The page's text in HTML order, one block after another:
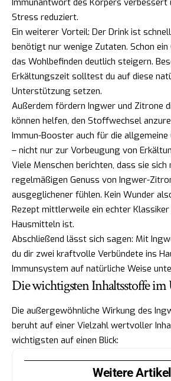
Stress reduziert.
Ein weiterer Vorteil: Der Drink ist
benötigt nur wenige Zutaten. Schon ein
das Wohlbefinden deutlich steigern.
Erkältungszeit solltest du auf diese
Unterstützung setzen.
Außerdem fördern Ingwer und Zitrone
können helfen, den Stoffwechsel
Immun-Booster auch für die
– nicht nur zur Vorbeugung von
Viele Menschen berichten, dass sie sich
regelmäßigen Genuss von Ingwer-
ausgeglichener fühlen. Kein Wunder
Rezept mittlerweile ein echter
Hausmitteln ist.
Abschließend lässt sich sagen: Mit
du dir zwei kraftvolle Verbündete ins
Immunsystem auf natürliche Weise
Die wichtigsten Inhaltsstoffe
Die außergewöhnliche Wirkung des
beruht auf einer Vielzahl wertvoller
wichtigsten auf einen Blick:
Weitere Artikel